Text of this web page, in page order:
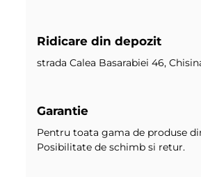
Ridicare din depozit
strada Calea Basarabiei 46,
Garantie
Pentru toata gama de produse
Posibilitate de schimb si retur.